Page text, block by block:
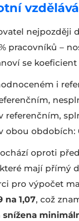
nejpozději
pracovníků –
se koeficient
i
referenčním,
obou obdobích:
oproti
mají přímý
pro výpočet
na 1,07, což
snížena